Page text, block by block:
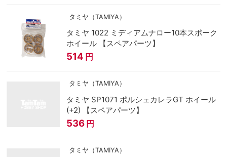
タミヤ（TAMIYA）
タミヤ 1022 ミディアムナロー10本スポーク
ホイール 【スペアパーツ】
514 円
タミヤ（TAMIYA）
タミヤ SP1071 ポルシェカレラGT ホイール
(+2) 【スペアパーツ】
536 円
タミヤ（TAMIYA）